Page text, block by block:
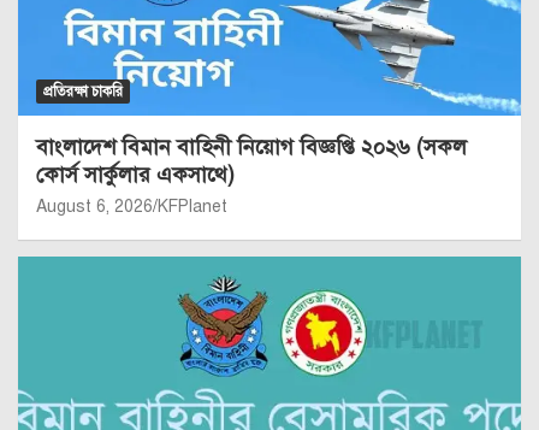
প্রতিরক্ষা চাকরি
বাংলাদেশ বিমান বাহিনী নিয়োগ বিজ্ঞপ্তি ২০২৬ (সকল
কোর্স সার্কুলার একসাথে)
August 6, 2026 KFPlanet